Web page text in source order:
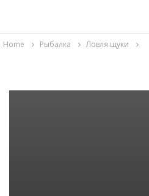
Home Рыбалка Ловля щуки